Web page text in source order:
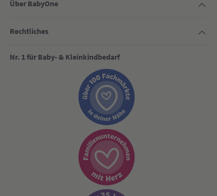
Über BabyOne
Rechtliches
Nr. 1 für Baby- & Kleinkindbedarf